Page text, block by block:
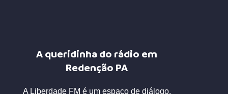
A queridinha do rádio em
Redenção PA
A Liberdade FM é um espaço de diálogo,